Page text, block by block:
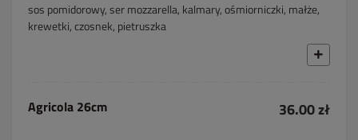
sos pomidorowy, ser mozzarella, kalmary, ośmiorniczki, małże,
krewetki, czosnek, pietruszka
Agricola 26cm 36.00 zł